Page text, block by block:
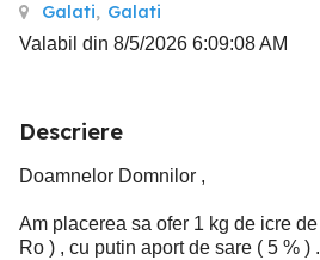
Galati, Galati
Valabil din 8/5/2026 6:09:08 AM
Descriere
Doamnelor Domnilor ,
Am placerea sa ofer 1 kg de icre
Ro ) , cu putin aport de sare ( 5 % )